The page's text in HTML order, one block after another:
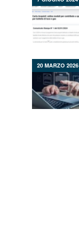
20 MARZO 2026